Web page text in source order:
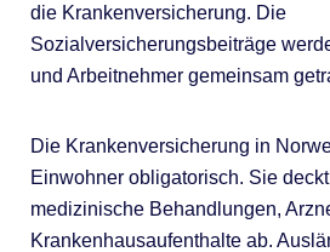
die Krankenversicherung. Die
Sozialversicherungsbeiträge
und Arbeitnehmer gemeinsam
Die Krankenversicherung in
Einwohner obligatorisch. Sie
medizinische Behandlungen,
Krankenhausaufenthalte ab.